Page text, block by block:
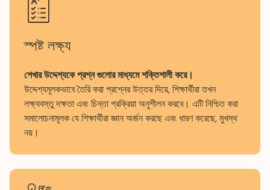
স্পষ্ট লক্ষ্য
শেখার উদ্দেশ্যকে প্রশ্ন গুলোর মাধ্যমে শক্তিশালী করে।
উদ্দেশ্যমূলকভাবে তৈরি করা প্রশ্নের উত্তর দিয়ে, শিক্ষার্থীরা তখন
লক্ষ্যবস্তু দক্ষতা এবং চিন্তা প্রক্রিয়া অনুশীলন করবে। এটি নিশ্চিত করা
সমালোচনামূলক যে শিক্ষার্থীরা জ্ঞান অর্জন করছে এবং ধারণ করেছে, মুখস্থ
নয়।